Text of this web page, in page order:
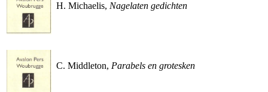
H. Michaelis, Nagelaten gedichten
C. Middleton, Parabels en grotesken